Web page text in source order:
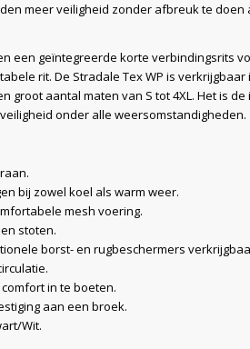
meer veiligheid zonder afbreuk te doen
een geïntegreerde korte verbindingsrits
rit. De Stradale Tex WP is verkrijgbaar
aantal maten van S tot 4XL. Het is de
onder alle weersomstandigheden.
bij zowel koel als warm weer.
mesh voering.
stoten.
borst- en rugbeschermers
in te boeten.
aan een broek.
Wit.